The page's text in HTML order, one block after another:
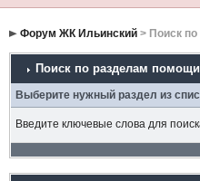
Форум ЖК Ильинский> Поиск
Поиск по разделам помощи
Выберите нужный раздел из
Введите ключевые слова для